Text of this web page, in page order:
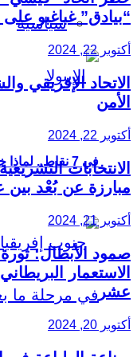
سياسية
في 7 نقاط.. لماذا خرج تفشي وباء إيبولا عن السيطرة؟
“بيادق” غباغبو
أكتوبر 22, 2024
الاتحاد الإفريقي
الأمن
أكتوبر 22, 2024
الانتخابات
مبارزة عن بُعْد
أكتوبر 21, 2024
صمود الأبطال:
الاستعمار
عشر
أكتوبر 20, 2024